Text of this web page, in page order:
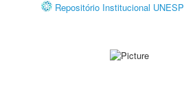
Repositório Institucional UNESP